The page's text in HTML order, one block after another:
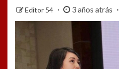
Editor 54 3 años atrás